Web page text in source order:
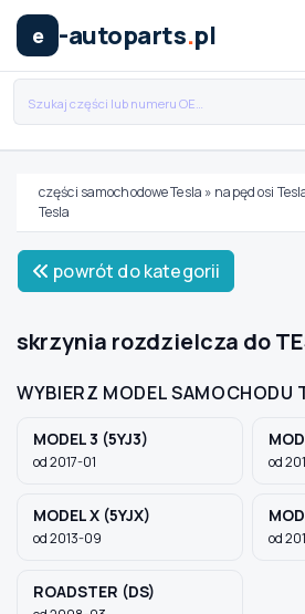
e -autoparts.pl
Wybierz swój pojazd
MARKA
TYP / SILNIK
części samochodowe Tesla » napęd osi
Tesla
powrót do kategorii
skrzynia rozdzielcza do
WYBIERZ MODEL SAMOCHODU
MODEL 3 (5YJ3)
od 2017-01 od
MODEL X (5YJX)
od 2013-09 od
ROADSTER (DS)